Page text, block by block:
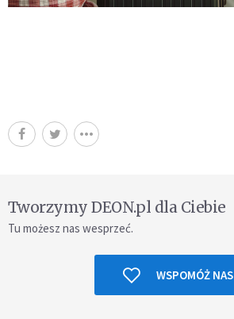
Tworzymy DEON.pl dla Ciebie
Tu możesz nas wesprzeć.
WSPOMÓŻ NAS